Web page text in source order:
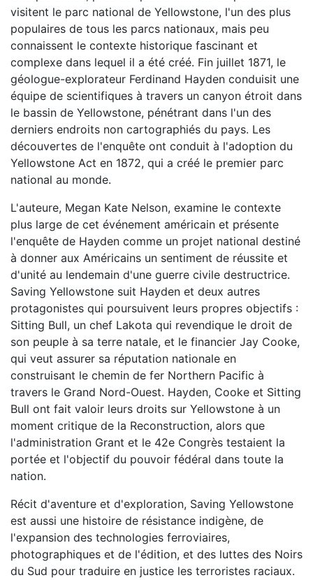
visitent le parc national de Yellowstone, l'un des plus
populaires de tous les parcs nationaux, mais peu
connaissent le contexte historique fascinant et
complexe dans lequel il a été créé. Fin juillet 1871, le
géologue-explorateur Ferdinand Hayden conduisit une
équipe de scientifiques à travers un canyon étroit dans
le bassin de Yellowstone, pénétrant dans l'un des
derniers endroits non cartographiés du pays. Les
découvertes de l'enquête ont conduit à l'adoption du
Yellowstone Act en 1872, qui a créé le premier parc
national au monde.
L'auteure, Megan Kate Nelson, examine le contexte
plus large de cet événement américain et présente
l'enquête de Hayden comme un projet national destiné
à donner aux Américains un sentiment de réussite et
d'unité au lendemain d'une guerre civile destructrice.
Saving Yellowstone suit Hayden et deux autres
protagonistes qui poursuivent leurs propres objectifs :
Sitting Bull, un chef Lakota qui revendique le droit de
son peuple à sa terre natale, et le financier Jay Cooke,
qui veut assurer sa réputation nationale en
construisant le chemin de fer Northern Pacific à
travers le Grand Nord-Ouest. Hayden, Cooke et Sitting
Bull ont fait valoir leurs droits sur Yellowstone à un
moment critique de la Reconstruction, alors que
l'administration Grant et le 42e Congrès testaient la
portée et l'objectif du pouvoir fédéral dans toute la
nation.
Récit d'aventure et d'exploration, Saving Yellowstone
est aussi une histoire de résistance indigène, de
l'expansion des technologies ferroviaires,
photographiques et de l'édition, et des luttes des Noirs
du Sud pour traduire en justice les terroristes raciaux.